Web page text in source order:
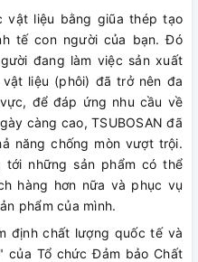
vật liệu bằng giũa thép tạo
tế con người của bạn. Đó
đang làm việc sản xuất
vật liệu (phôi) đã trở nên đa
để đáp ứng nhu cầu về
càng cao, TSUBOSAN đã
năng chống mòn vượt trội.
tới những sản phẩm có thể
hàng hơn nữa và phục vụ
phẩm của mình.
định chất lượng quốc tế và
của Tổ chức Đảm bảo Chất